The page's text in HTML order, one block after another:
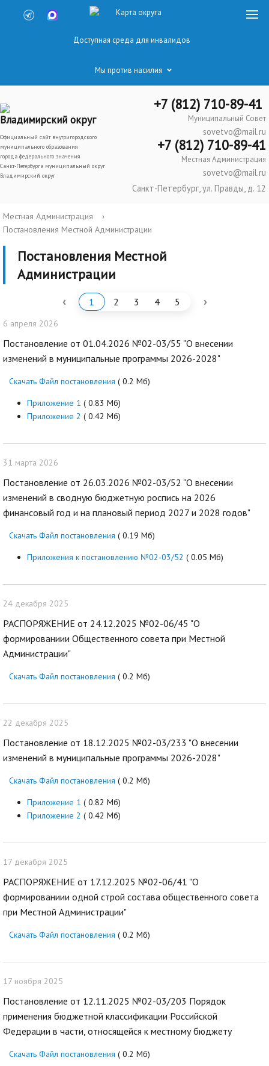
Карта округа
Доступная среда для инвалидов
Мы против насилия
Владимирский округ
Официальный сайт внутригородского
муниципального образования
города федерального значения
Санкт-Петербурга муниципальный округ
Владимирский округ
+7 (812) 710-89-41
Муниципальный Совет
sovetvo@mail.ru
+7 (812) 710-89-41
Местная Администрация
sovetvo@mail.ru
Санкт-Петербург, ул. Правды, д. 12
Местная Администрация
›
Постановления Местной Администрации
Постановления Местной
Администрации
‹ 1 2 3 4 5 ›
6 апреля 2026
Постановление от 01.04.2026 №02-03/55 "О внесении
изменений в муниципальные программы 2026-2028"
Скачать Файл постановления ( 0.2 Мб)
Приложение 1 ( 0.83 Мб)
Приложение 2 ( 0.42 Мб)
31 марта 2026
Постановление от 26.03.2026 №02-03/52 "О внесении
изменений в сводную бюджетную роспись на 2026
финансовый год и на плановый период 2027 и 2028 годов"
Скачать Файл постановления ( 0.19 Мб)
Приложения к постановлению №02-03/52 ( 0.05 Мб)
24 декабря 2025
РАСПОРЯЖЕНИЕ от 24.12.2025 №02-06/45 "О
формированиии Общественного совета при Местной
Администрации"
Скачать Файл постановления ( 0.2 Мб)
22 декабря 2025
Постановление от 18.12.2025 №02-03/233 "О внесении
изменений в муниципальные программы 2026-2028"
Скачать Файл постановления ( 0.2 Мб)
Приложение 1 ( 0.82 Мб)
Приложение 2 ( 0.42 Мб)
17 декабря 2025
РАСПОРЯЖЕНИЕ от 17.12.2025 №02-06/41 "О
формированиии одной строй состава общественного совета
при Местной Администрации"
Скачать Файл постановления ( 0.2 Мб)
17 ноября 2025
Постановление от 12.11.2025 №02-03/203 Порядок
применения бюджетной классификации Российской
Федерации в части, относящейся к местному бюджету
Скачать Файл постановления ( 0.2 Мб)